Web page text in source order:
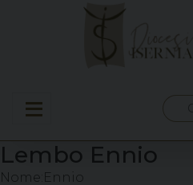
per:
Lembo Ennio
Nome: Ennio